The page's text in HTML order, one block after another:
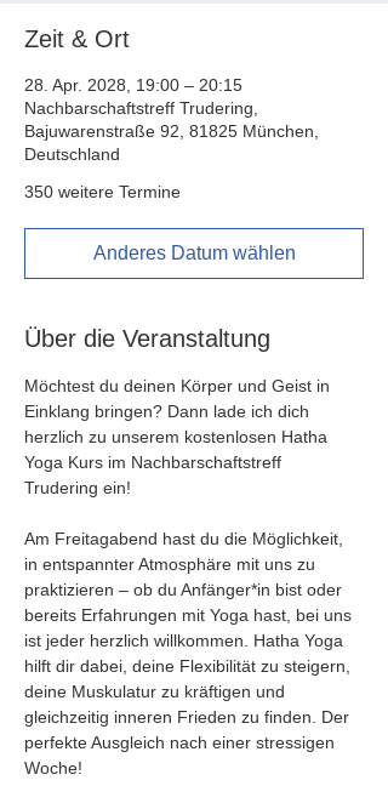
Zeit & Ort
28. Apr. 2028, 19:00 – 20:15
Nachbarschaftstreff Trudering,
Bajuwarenstraße 92, 81825 München,
Deutschland
350 weitere Termine
Anderes Datum wählen
Über die Veranstaltung
Möchtest du deinen Körper und Geist in
Einklang bringen? Dann lade ich dich
herzlich zu unserem kostenlosen Hatha
Yoga Kurs im Nachbarschaftstreff
Trudering ein!
Am Freitagabend hast du die Möglichkeit,
in entspannter Atmosphäre mit uns zu
praktizieren – ob du Anfänger*in bist oder
bereits Erfahrungen mit Yoga hast, bei uns
ist jeder herzlich willkommen. Hatha Yoga
hilft dir dabei, deine Flexibilität zu steigern,
deine Muskulatur zu kräftigen und
gleichzeitig inneren Frieden zu finden. Der
perfekte Ausgleich nach einer stressigen
Woche!